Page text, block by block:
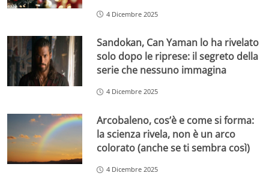
4 Dicembre 2025
Sandokan, Can Yaman lo ha rivelato
solo dopo le riprese: il segreto della
serie che nessuno immagina
4 Dicembre 2025
Arcobaleno, cos’è e come si forma:
la scienza rivela, non è un arco
colorato (anche se ti sembra così)
4 Dicembre 2025